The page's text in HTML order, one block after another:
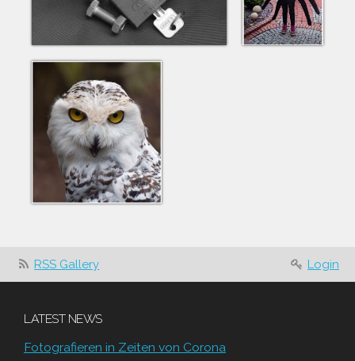
Login
RSS Gallery
LATEST NEWS
Fotografieren in Zeiten von Corona